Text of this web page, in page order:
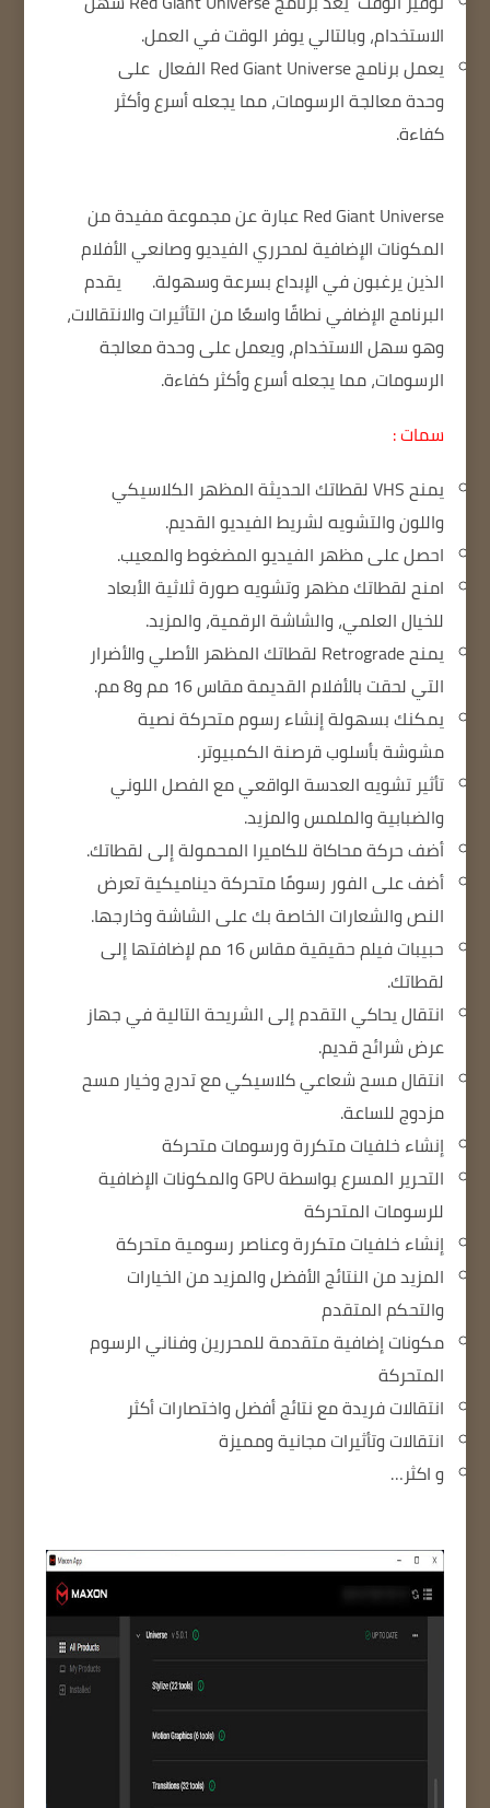
الاستخدام، وبالتالي يوفر الوقت في العمل.
يعمل برنامج Red Giant Universe الفعال
على
وحدة معالجة الرسومات، مما يجعله أسرع وأكثر
كفاءة.
Red Giant Universe عبارة عن مجموعة مفيدة من
المكونات الإضافية لمحرري الفيديو وصانعي الأفلام
الذين يرغبون في الإبداع بسرعة وسهولة.
يقدم
البرنامج الإضافي نطاقًا واسعًا من التأثيرات والانتقالات،
وهو سهل الاستخدام، ويعمل على وحدة معالجة
الرسومات، مما يجعله أسرع وأكثر كفاءة.
سمات :
يمنح VHS لقطاتك الحديثة المظهر الكلاسيكي
واللون والتشويه لشريط الفيديو القديم.
احصل على مظهر الفيديو المضغوط والمعيب.
امنح لقطاتك مظهر وتشويه صورة ثلاثية الأبعاد
للخيال العلمي، والشاشة الرقمية، والمزيد.
يمنح Retrograde لقطاتك المظهر الأصلي والأضرار
التي لحقت بالأفلام القديمة مقاس 16 مم و8 مم.
يمكنك بسهولة إنشاء رسوم متحركة نصية
مشوشة بأسلوب قرصنة الكمبيوتر.
تأثير تشويه العدسة الواقعي مع الفصل اللوني
والضبابية والملمس والمزيد.
أضف حركة محاكاة للكاميرا المحمولة إلى لقطاتك.
أضف على الفور رسومًا متحركة ديناميكية تعرض
النص والشعارات الخاصة بك على الشاشة وخارجها.
حبيبات فيلم حقيقية مقاس 16 مم لإضافتها إلى
لقطاتك.
انتقال يحاكي التقدم إلى الشريحة التالية في جهاز
عرض شرائح قديم.
انتقال مسح شعاعي كلاسيكي مع تدرج وخيار مسح
مزدوج للساعة.
إنشاء خلفيات متكررة ورسومات متحركة
التحرير المسرع بواسطة GPU والمكونات الإضافية
للرسومات المتحركة
إنشاء خلفيات متكررة وعناصر رسومية متحركة
المزيد من النتائج الأفضل والمزيد من الخيارات
والتحكم المتقدم
مكونات إضافية متقدمة للمحررين وفناني الرسوم
المتحركة
انتقالات فريدة مع نتائج أفضل واختصارات أكثر
انتقالات وتأثيرات مجانية ومميزة
و اكثر…